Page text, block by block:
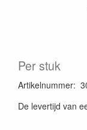
Per stuk
Artikelnummer:
De levertijd van